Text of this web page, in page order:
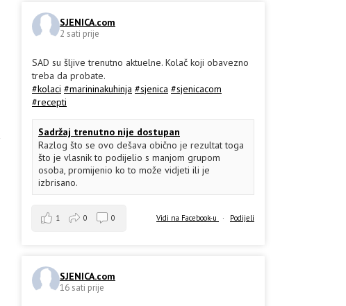
SJENICA.com
2 sati prije
SAD su šljive trenutno aktuelne. Kolač koji obavezno
treba da probate.
#kolaci #marininakuhinja #sjenica #sjenicacom
#recepti
Sadržaj trenutno nije dostupan
Razlog što se ovo dešava obično je rezultat toga
što je vlasnik to podijelio s manjom grupom
osoba, promijenio ko to može vidjeti ili je
izbrisano.
Vidi na Facebook-u · Podijeli
1 0 0
SJENICA.com
16 sati prije